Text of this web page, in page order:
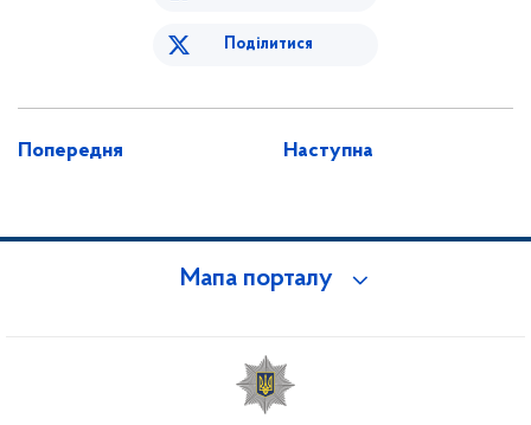
Поділитися
Попередня Наступна
Мапа порталу